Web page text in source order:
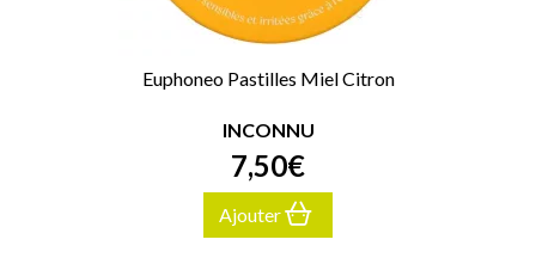
Euphoneo Pastilles Miel Citron
INCONNU
7,50€
Ajouter